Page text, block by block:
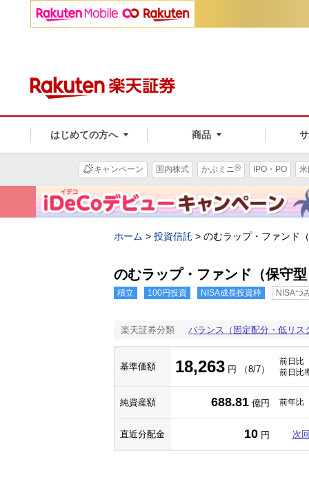
はじめての方へ 商品
キャンペーン 国内株式 かぶミニ® IPO・PO
ホーム > 投資信託 > のむラップ・ファンド
のむラップ・ファンド（保守
積立 100円投資 NISA成長投資枠 NISAつ
楽天証券分類 バランス（固定配分・低リス
基準価額 18,263 円 （8/7）
前日比
前日比
純資産額 688.81 億円 前年比
直近分配金 10 円 次